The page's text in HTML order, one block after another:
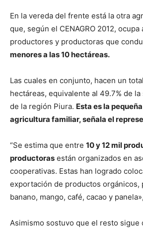
En la vereda del frente está la otra
que, según el CENAGRO 2012, ocupa
productores y productoras que
menores a las 10 hectáreas.
Las cuales en conjunto, hacen un
hectáreas, equivalente al 49.7% de
de la región Piura. Esta es la
agricultura familiar, señala el
“Se estima que entre 10 y 12 mil
productoras están organizados en
cooperativas. Estas han logrado
exportación de productos orgánicos,
banano, mango, café, cacao y
Asimismo sostuvo que el resto sigue